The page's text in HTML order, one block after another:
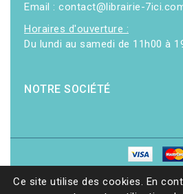
Email : contact@librairie-
Horaires d'ouverture :
Du lundi au samedi de 11h00 à
NOTRE SOCIÉTÉ
Ce site utilise des cookies. En
© 2026 - Librairie 7ici| Site